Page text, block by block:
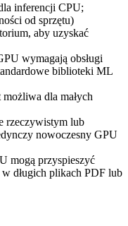
inferencji CPU;
od sprzętu)
aby uzyskać
wymagają obsługi
biblioteki ML
dla małych
rzeczywistym lub
nowoczesny GPU
mogą przyspieszyć
długich plikach PDF lub